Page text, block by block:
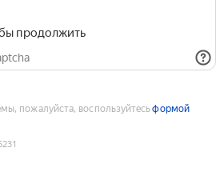
продолжить
пожалуйста, воспользуйтесьформой